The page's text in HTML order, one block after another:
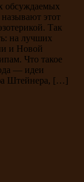
обсуждаемых
этот
Так
на лучших
и Новой
Что такое
— идеи
Штейнера, […]